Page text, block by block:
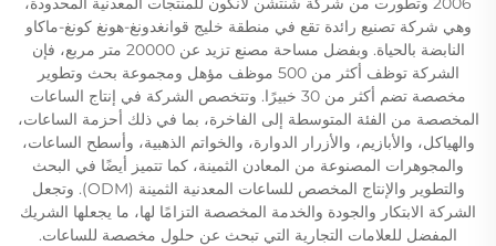
وهي شركة تصنيع رائدة تقع في منطقة خليج قوانغدونغ-هونغ كونغ-ماكاو
النابضة بالحياة. وبفضل مساحة مصنع تزيد عن 20000 متر مربع، فإن
الشركة توظف أكثر من 500 موظف مؤهل ومجموعة بحث وتطوير
مخصصة تضم أكثر من 30 خبيرًا. وتتخصص الشركة في إنتاج الساعات
المخصصة من الفئة المتوسطة إلى الفاخرة، بما في ذلك أحزمة الساعات،
والهياكل، والأبازيم، والأزرار الدوارة، والخواتم الذهبية، وأسطح الساعات،
والمجوهرات المصنوعة من المعادن الثمينة، كما تتميز أيضًا في البحث
والتطوير والإنتاج المخصص للساعات المعدنية الثمينة (ODM). وتجعل
الشركة الابتكار والجودة والخدمة المخصصة التزامًا لها، ما يجعلها الشريك
المفضل للعلامات التجارية التي تبحث عن حلول مخصصة للساعات.